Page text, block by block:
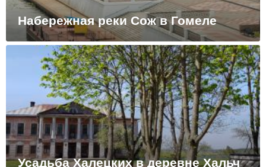
Набережная реки Сож в Гомеле
Усадьба Халецких в деревне Хальч